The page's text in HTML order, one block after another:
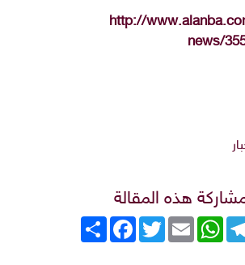
http://
news/
هذه المقالة
انشر
FacebookTwitterEmail
WhatsApp